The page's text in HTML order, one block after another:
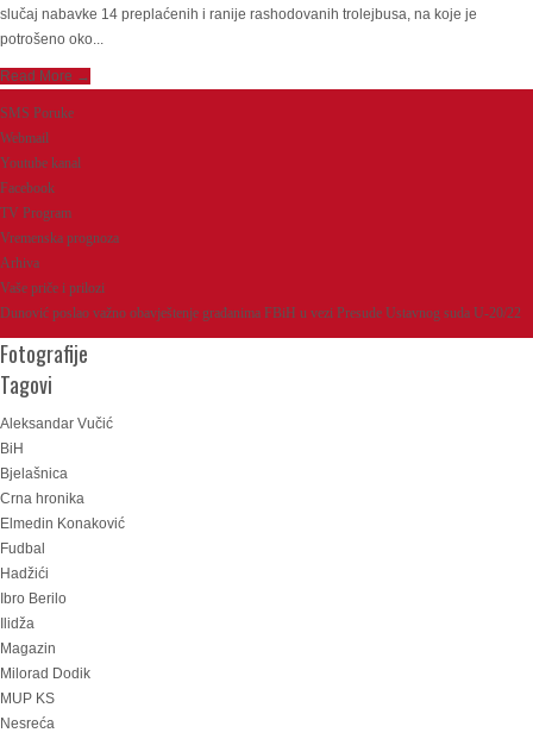
slučaj nabavke 14 preplaćenih i ranije rashodovanih trolejbusa, na koje je
potrošeno oko...
Read More →
SMS Poruke
Webmail
Youtube kanal
Facebook
TV Program
Vremenska prognoza
Arhiva
Vaše priče i prilozi
Dunović poslao važno obavještenje građanima FBiH u vezi Presude Ustavnog suda U-20/22
Fotografije
Tagovi
Aleksandar Vučić
BiH
Bjelašnica
Crna hronika
Elmedin Konaković
Fudbal
Hadžići
Ibro Berilo
Ilidža
Magazin
Milorad Dodik
MUP KS
Nesreća